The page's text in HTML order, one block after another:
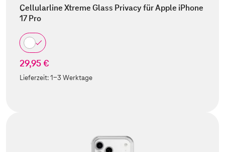
Cellularline Xtreme Glass Privacy für Apple iPhone
17 Pro
29,95 €
Lieferzeit:1-3 Werktage